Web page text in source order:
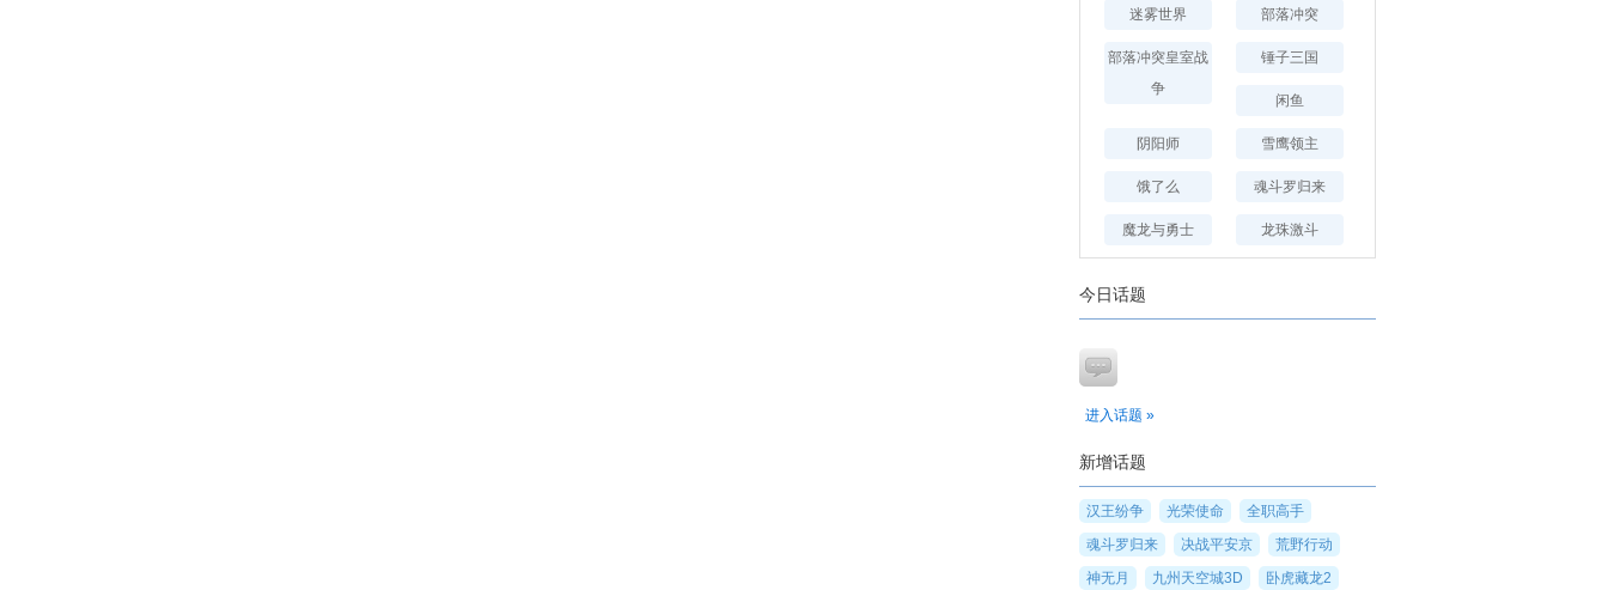
迷雾世界 部落冲突
部落冲突皇室战
争
锤子三国
闲鱼
阴阳师 雪鹰领主
饿了么 魂斗罗归来
魔龙与勇士 龙珠激斗
今日话题
进入话题 »
新增话题
汉王纷争 光荣使命
全职高手
魂斗罗归来
决战平安京
荒野行动
神无月
九州天空城3D 卧虎藏龙2